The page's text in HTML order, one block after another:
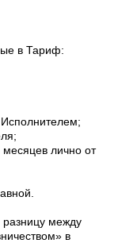
в Тариф:
месяцев лично от
разницу между
в